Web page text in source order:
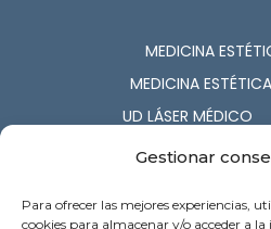
Gestionar
Para ofrecer las mejores experiencias,
cookies para almacenar y/o acceder a
MEDICINA
MEDICINA
UD LÁSER MÉDICO
CIRUGÍA ESTÉTICA
SERV.